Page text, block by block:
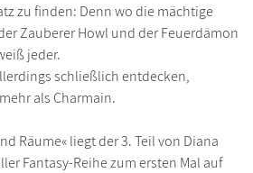
zu finden: Denn wo die mächtige
Zauberer Howl und der Feuerdämon
jeder.
schließlich entdecken,
als Charmain.
Räume« liegt der 3. Teil von Diana
Fantasy-Reihe zum ersten Mal auf